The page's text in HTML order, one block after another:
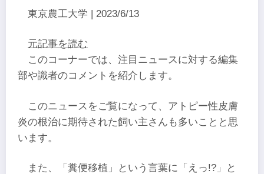
東京農工大学 | 2023/6/13
元記事を読む
このコーナーでは、注目ニュースに対する編集
部や識者のコメントを紹介します。
このニュースをご覧になって、アトピー性皮膚
炎の根治に期待された飼い主さんも多いことと思
います。
また、「糞便移植」という言葉に「えっ!?」と